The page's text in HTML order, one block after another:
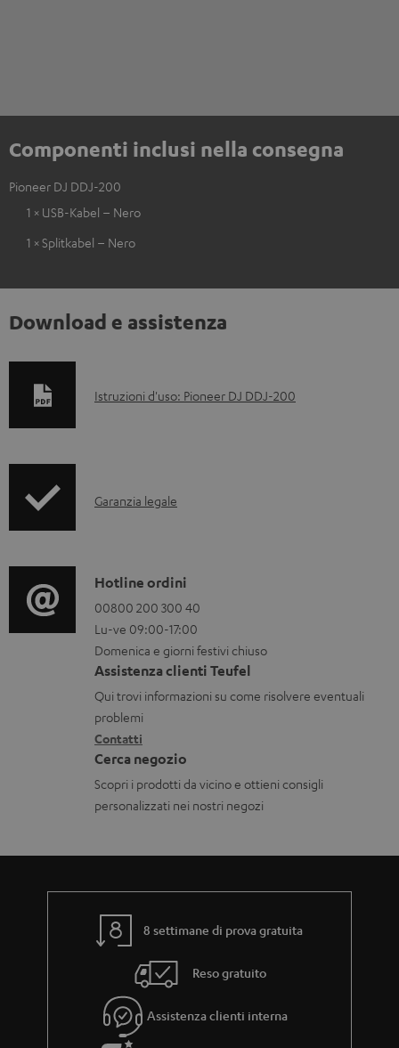
Componenti inclusi nella consegna
Pioneer DJ DDJ-200
1 × USB-Kabel – Nero
1 × Splitkabel – Nero
Download e assistenza
D
m
t
i
s
c
a
r
i
c
a
i
Istruzioni d'uso: Pioneer DJ DDJ-200
I
o
r
m
a
z
i
o
n
i
a
a
Garanzia legale
C
o
n
t
a
t
t
i
Hotline ordini
00800 200 300 40
Lu-ve 09:00-17:00
Domenica e giorni festivi chiuso
Assistenza clienti Teufel
Qui trovi informazioni su come risolvere eventuali
problemi
Contatti
Cerca negozio
Scopri i prodotti da vicino e ottieni consigli
personalizzati nei nostri negozi
8 settimane di prova gratuita
Reso gratuito
Assistenza clienti interna